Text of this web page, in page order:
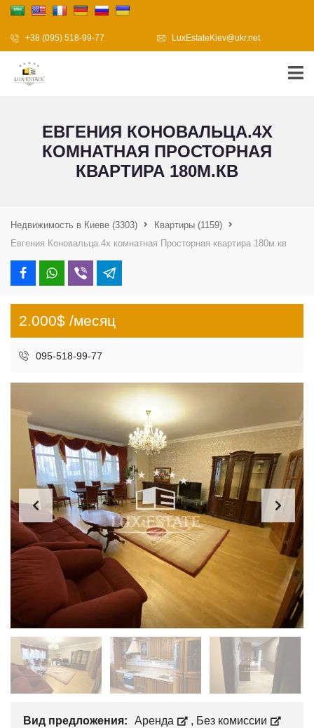
+38 (095) 518-99-77 LuxEstateKiev@ukr.net
ЕВГЕНИЯ КОНОВАЛЬЦА.4Х
КОМНАТНАЯ ПРОСТОРНАЯ
КВАРТИРА 180М.КВ
Недвижимость в Киеве (3303) Квартиры (1159)
Евгения Коновальца.4х комнатная Просторная квартира 180м.кв
2.000$ /месяц
095-518-99-77
Вид предложения: Аренда , Без комиссии